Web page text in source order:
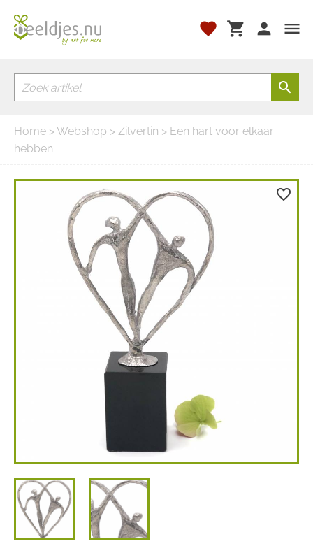
menu
favorite shopping_cart person
search
Home > Webshop > Zilvertin > Een hart voor elkaar
hebben
favorite_border